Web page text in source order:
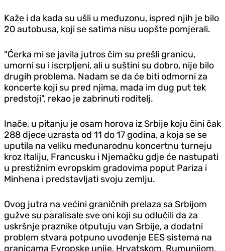
Kaže i da kada su ušli u međuzonu, ispred njih je bilo
20 autobusa, koji se satima nisu uopšte pomjerali.
"Ćerka mi se javila jutros čim su prešli granicu,
umorni su i iscrpljeni, ali u suštini su dobro, nije bilo
drugih problema. Nadam se da će biti odmorni za
koncerte koji su pred njima, mada im dug put tek
predstoji", rekao je zabrinuti roditelj.
Inače, u pitanju je osam horova iz Srbije koju čini čak
288 d‌jece uzrasta od 11 do 17 godina, a koja se se
uputila na veliku međunarodnu koncertnu turneju
kroz Italiju, Francusku i Njemačku gd‌je će nastupati
u prestižnim evropskim gradovima poput Pariza i
Minhena i predstavljati svoju zemlju.
Ovog jutra na većini graničnih prelaza sa Srbijom
gužve su paralisale sve oni koji su odlučili da za
uskršnje praznike otputuju van Srbije, a dodatni
problem stvara potpuno uvođenje EES sistema na
granicama Evropske unije, Hrvatskom, Rumunijom,